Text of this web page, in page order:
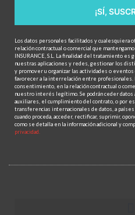
¡SÍ,
Los datos personales facilitados y cualesquiera
relación contractual o comercial que
INSURANCE, S.L. La finalidad del tratamiento
nuestras aplicaciones y redes, gestionar los
y promover u organizar las actividades o
favorecer a la interrelación entre profesionales.
consentimiento, en la relación contractual o
nuestro interés legítimo. Se podrán ceder
auxiliares, el cumplimiento del contrato, o por
transferencias internacionales de datos, a
cuando proceda, acceder, rectificar, suprimir,
como se detalla en la información adicional y
privacidad.